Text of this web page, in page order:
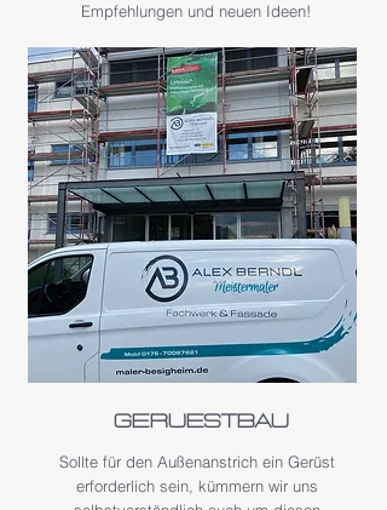
Empfehlungen und neuen Ideen!
Geruestbau
Sollte für den Außenanstrich ein Gerüst
erforderlich sein, kümmern wir uns